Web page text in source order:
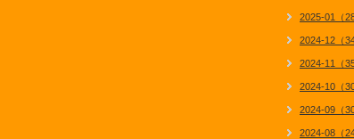
2025-01（28
2024-12（34
2024-11（35
2024-10（30
2024-09（30
2024-08（24